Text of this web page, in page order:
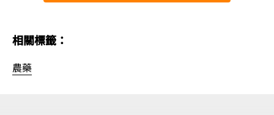
相關標籤：
農藥